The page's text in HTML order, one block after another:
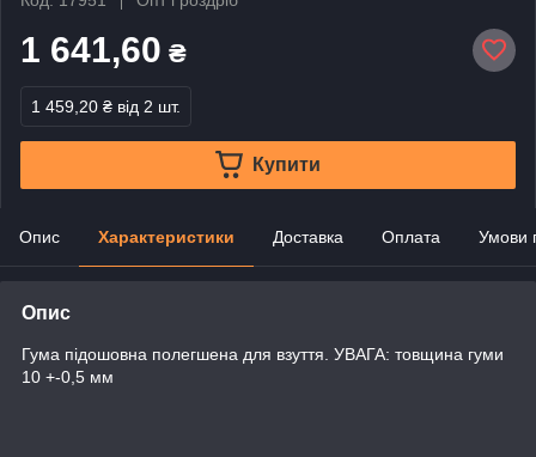
1 641,60 ₴
1 459,20 ₴ від 2 шт.
Купити
Опис Характеристики Доставка Оплата Умови
Опис
Гума підошовна полегшена для взуття. УВАГА: товщина гуми
10 +-0,5 мм